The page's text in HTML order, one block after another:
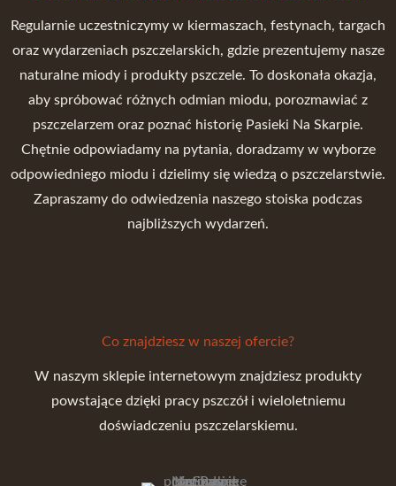
Regularnie uczestniczymy w kiermaszach, festynach, targach
oraz wydarzeniach pszczelarskich, gdzie prezentujemy nasze
naturalne miody i produkty pszczele. To doskonała okazja,
aby spróbować różnych odmian miodu, porozmawiać z
pszczelarzem oraz poznać historię Pasieki Na Skarpie.
Chętnie odpowiadamy na pytania, doradzamy w wyborze
odpowiedniego miodu i dzielimy się wiedzą o pszczelarstwie.
Zapraszamy do odwiedzenia naszego stoiska podczas
najbliższych wydarzeń.
Co znajdziesz w naszej ofercie?
W naszym sklepie internetowym znajdziesz produkty
powstające dzięki pracy pszczół i wieloletniemu
doświadczeniu pszczelarskiemu.